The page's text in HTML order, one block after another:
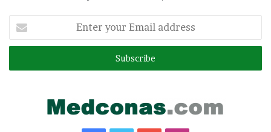
your
Email